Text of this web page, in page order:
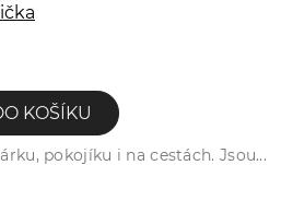
KOŠÍKU
pokojíku i na cestách. Jsou...